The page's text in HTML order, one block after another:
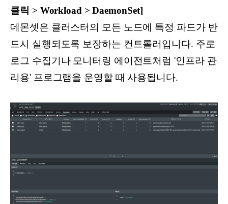
클릭 > Workload > DaemonSet]
데몬셋은 클러스터의 모든 노드에 특정 파드가 반
드시 실행되도록 보장하는 컨트롤러입니다. 주로
로그 수집기나 모니터링 에이전트처럼 '인프라 관
리용' 프로그램을 운영할 때 사용됩니다.